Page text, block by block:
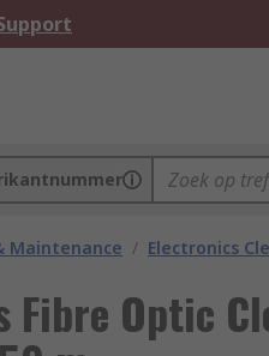
Maintenance / Electronics
Fibre Optic